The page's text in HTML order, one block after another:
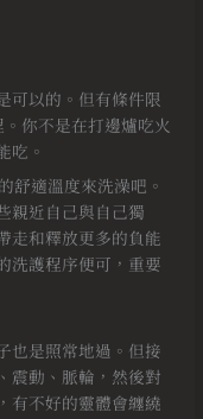
可以的。但有條件限
你不是在打邊爐吃火
吃。
舒適溫度來洗澡吧。
親近自己與自己獨
走和釋放更多的負能
洗護程序便可，重要
也是照常地過。但接
震動、脈輪，然後對
有不好的靈體會纏繞